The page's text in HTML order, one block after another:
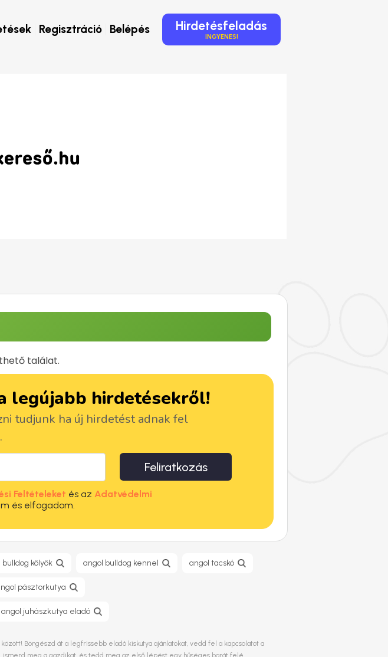
Hirdetésfeladás
INGYENES!
Belépés
Regisztráció
találat.
legújabb hirdetésekről!
tudjunk ha új hirdetést adnak fel
Feliratkozás
Feltételeket és az Adatvédelmi
és elfogadom.
bulldog kölyök angol bulldog kennel angol tacskó
pásztorkutya
angol juhászkutya eladó
Böngészd át a legfrissebb eladó kiskutya ajánlatokat, vedd fel a kapcsolatot a
ismerd meg a gazdikat, és tedd meg az első lépést egy hűséges barát felé.